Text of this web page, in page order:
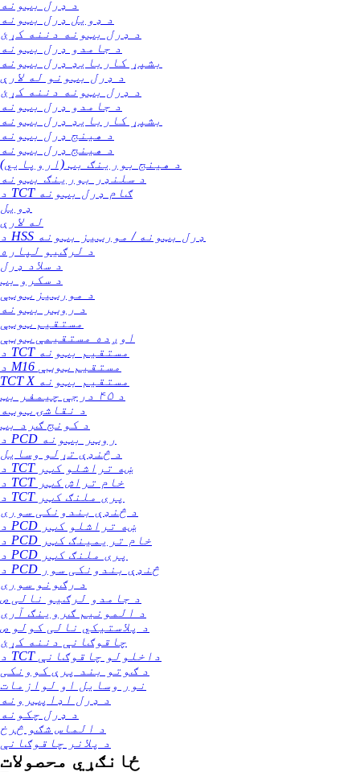
د ډرل بټونه
د ډویل ډرل بټونه
د ډرل بټونه دننه کړئ
د جامدو ډرل بټونه
بشپړ کاربایډ ډرل بټونه
د ډرل بټونو له لارې
د ډرل بټونه دننه کړئ
د جامدو ډرل بټونه
بشپړ کاربایډ ډرل بټونه
د هینج ډرل بټونه
د هینج ډرل بټونه
د هینج بورینګ بټ (اروپایي)
د سلنډر بورینګ بټونه
د TCT ګام ډرل بټونه
ډویل
له لارې
د HSS ډرل بټونه / مورټیز بټونه
د لرګیو لپاره
د سلاد ډرل
د سکرو بټ
د مورټیز ټوټې
د روټر بټونه
مستقیم ټوټې
اوږده مستقیمې ټوټې
د TCT مستقیم بټونه
د M16 مستقیم ټوټې
TCT X مستقیم بټونه
د ۴۵ درجې چیمفر بټ
د نقاشۍ ټوټه
د کونج ګرد بټ
د PCD روټر بټونه
د څنډې تړلو وسایل
د TCT ښه تراشلو کټر
د TCT خام تراش کټر
د TCT پری ملنګ کټر
د څنډې بندونکی سوری
د PCD ښه تراشلو کټر
د PCD خام تریمینګ کټر
د PCD پری ملنګ کټر
د PCD څنډې بندونکی سور
د رګونو سوری
د جامدو لرګیو نالی ص
د المونیم ګروینګ آری
د پلاستيکي نالی کولو ص
چاقوګانې دننه کړئ
د TCT داخلولو چاقوګانې
د ګوتو بند پرې کوونکی
نور وسایل او لوازمات
د ډرل اډاپټرونه
د ډرل چکونه
د الماس شګو څرخ
د پلانر چاقوګانې
ځانګړي محصولات